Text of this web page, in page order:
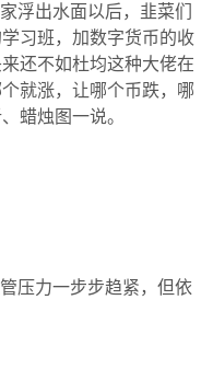
浮出水面以后，韭菜们
习班，加数字货币的收
还不如杜均这种大佬在
就涨，让哪个币跌，哪
蜡烛图一说。
压力一步步趋紧，但依